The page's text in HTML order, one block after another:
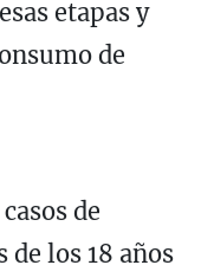
etapas y
de
de
los 18 años